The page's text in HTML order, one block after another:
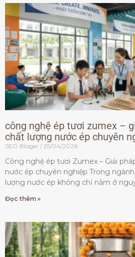
công nghệ ép tươi zumex –
chất lượng nước ép chuyên
SEO Bloger 25/04/2026
Công nghệ ép tươi Zumex – Giải
nước ép chuyên nghiệp Trong
lượng nước ép không chỉ nằm ở
Đọc thêm »